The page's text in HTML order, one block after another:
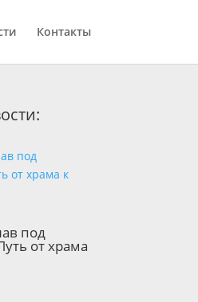
Контакты
под
от храма